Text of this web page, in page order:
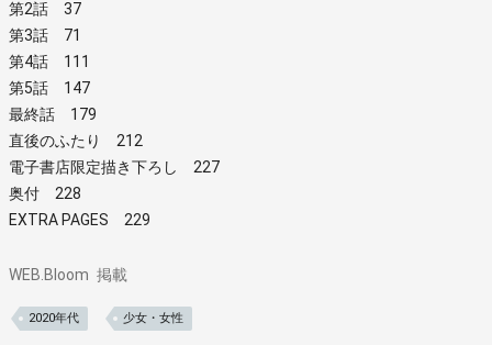
第2話 37
第3話 71
第4話 111
第5話 147
最終話 179
直後のふたり 212
電子書店限定描き下ろし 227
奥付 228
EXTRA PAGES 229
WEB.Bloom 掲載
2020年代 少女・女性